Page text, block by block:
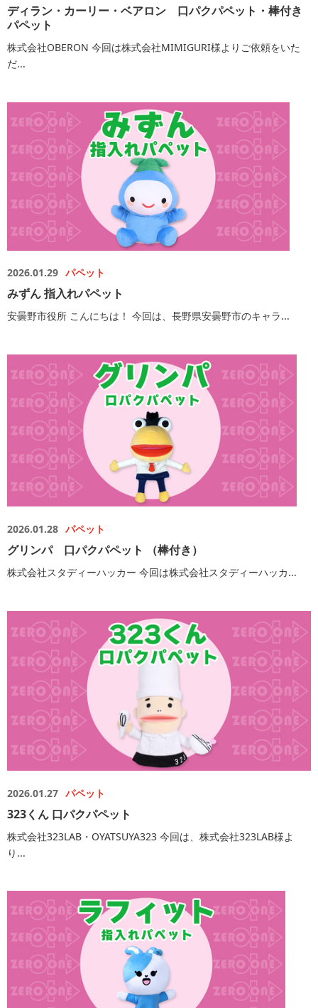
ディラン・カーリー・ベアロン 口パクパペット・棒付き
パペット
株式会社OBERON 今回は株式会社MIMIGURI様よりご依頼をいた
だ...
2026.01.29 パペット
みずん 指入れパペット
安曇野市役所 こんにちは！ 今回は、長野県安曇野市のキャラ...
2026.01.28 パペット
グリンパ 口パクパペット （棒付き）
株式会社スタディーハッカー 今回は株式会社スタディーハッカ...
2026.01.27 パペット
323くん 口パクパペット
株式会社323LAB・OYATSUYA323 今回は、株式会社323LAB様よ
り...